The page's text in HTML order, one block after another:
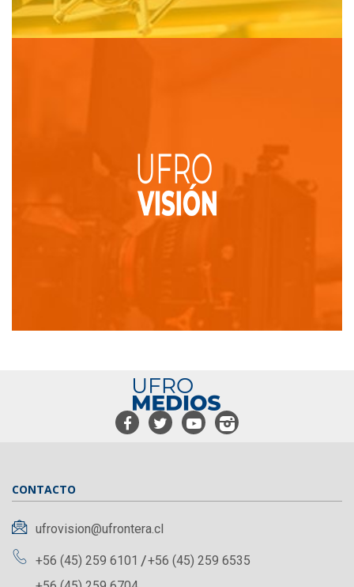
CONTACTO
ufrovision@ufrontera.cl
+56 (45) 259 6101
+56 (45) 259 6535